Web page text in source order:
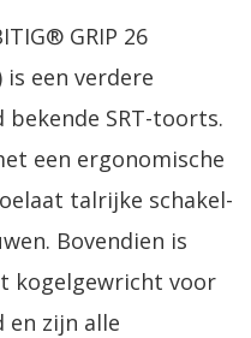
GRIP 26
een verdere
SRT-toorts.
een ergonomische
talrijke schakel-
Bovendien is
kogelgewricht voor
zijn alle